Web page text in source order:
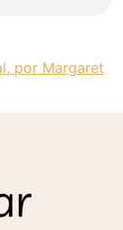
por Margaret